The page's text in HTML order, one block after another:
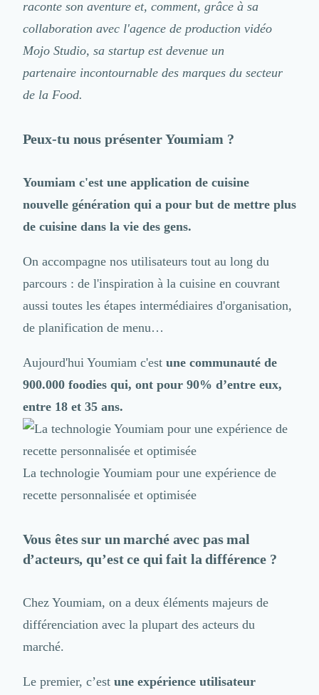
Logiciel SIRH
Logiciel de Gestion des Recrutements (ATS)
Solutions pour CSE
Inbound Marketing
Image de Marque & Branding
Événementiel
Strategie Marketing et Positionnement
Social Ads
Social Media
Growth Marketing
Marketing Automation
Influence Marketing
Veille commerciale
Photographie
Salons
Présentations PowerPoint
SMS Marketing
Email Marketing
Logiciel Commercial
Assurance
Levée de fonds
Droit des Affaires
Externalisation Administrative
Transactions Services
opérations. Concrètement, comment ça se passe une collaboration avec eux ?
– Si tu devais définir Mojo Studio en un mot, ce serait...
– Recommanderais-tu Mojo Studio à d’autres entreprises ?
raconte son aventure et, comment, grâce à sa
collaboration avec l'agence de production vidéo
Mojo Studio, sa startup est devenue un
partenaire incontournable des marques du secteur
de la Food.
Peux-tu nous présenter Youmiam ?
Youmiam c'est une application de cuisine
nouvelle génération qui a pour but de mettre plus
de cuisine dans la vie des gens.
On accompagne nos utilisateurs tout au long du
parcours : de l'inspiration à la cuisine en couvrant
aussi toutes les étapes intermédiaires d'organisation,
de planification de menu…
Aujourd'hui Youmiam c'est une communauté de
900.000 foodies qui, ont pour 90% d’entre eux,
entre 18 et 35 ans.
La technologie Youmiam pour une expérience de
recette personnalisée et optimisée
Vous êtes sur un marché avec pas mal
d’acteurs, qu’est ce qui fait la différence ?
Chez Youmiam, on a deux éléments majeurs de
différenciation avec la plupart des acteurs du
marché.
Le premier, c’est une expérience utilisateur